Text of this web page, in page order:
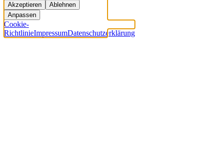
Akzeptieren
Ablehnen
Anpassen
Cookie-
RichtlinieImpressumDatenschutzerklärung